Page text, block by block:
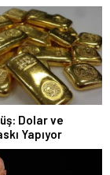
Dolar ve
Yapıyor